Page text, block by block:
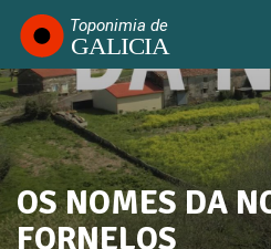
Pasar
contenido
principal
OS NOMES DA
FORNELOS